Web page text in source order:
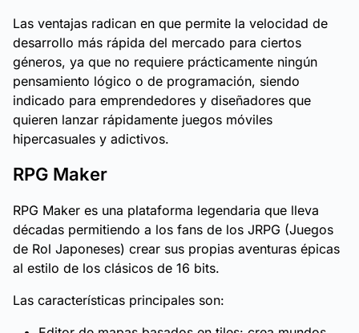
Las ventajas radican en que permite la velocidad de
desarrollo más rápida del mercado para ciertos
géneros, ya que no requiere prácticamente ningún
pensamiento lógico o de programación, siendo
indicado para emprendedores y diseñadores que
quieren lanzar rápidamente juegos móviles
hipercasuales y adictivos.
RPG Maker
RPG Maker es una plataforma legendaria que lleva
décadas permitiendo a los fans de los JRPG (Juegos
de Rol Japoneses) crear sus propias aventuras épicas
al estilo de los clásicos de 16 bits.
Las características principales son: